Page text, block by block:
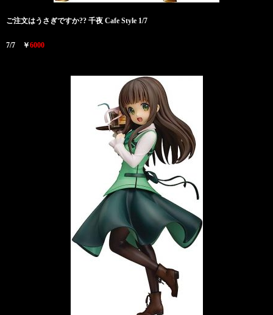
ご注文はうさぎですか?? 千夜 Cafe Style 1/7
7/7 ￥6000